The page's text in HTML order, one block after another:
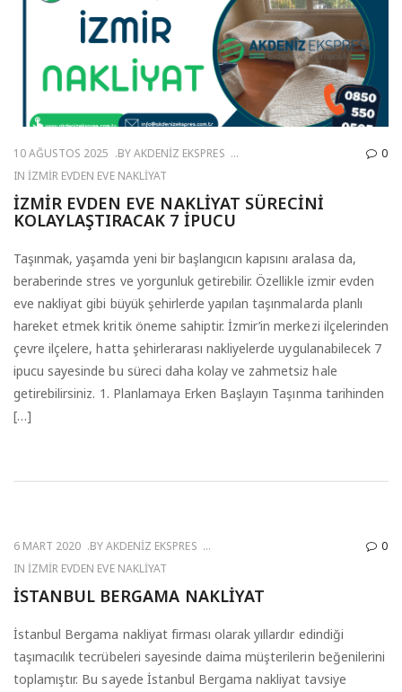
10 AĞUSTOS 2025 BYAKDENIZ EKSPRES
INİZMIR EVDEN EVE NAKLIYAT
0
İZMIR EVDEN EVE NAKLIYAT SÜRECINI
KOLAYLAŞTIRACAK 7 İPUCU
Taşınmak, yaşamda yeni bir başlangıcın kapısını aralasa da,
beraberinde stres ve yorgunluk getirebilir. Özellikle izmir evden
eve nakliyat gibi büyük şehirlerde yapılan taşınmalarda planlı
hareket etmek kritik öneme sahiptir. İzmir’in merkezi ilçelerinden
çevre ilçelere, hatta şehirlerarası nakliyelerde uygulanabilecek 7
ipucu sayesinde bu süreci daha kolay ve zahmetsiz hale
getirebilirsiniz. 1. Planlamaya Erken Başlayın Taşınma tarihinden
[…]
6 MART 2020 BYAKDENIZ EKSPRES
INİZMIR EVDEN EVE NAKLIYAT
0
İSTANBUL BERGAMA NAKLIYAT
İstanbul Bergama nakliyat firması olarak yıllardır edindiği
taşımacılık tecrübeleri sayesinde daima müşterilerin beğenilerini
toplamıştır. Bu sayede İstanbul Bergama nakliyat tavsiye